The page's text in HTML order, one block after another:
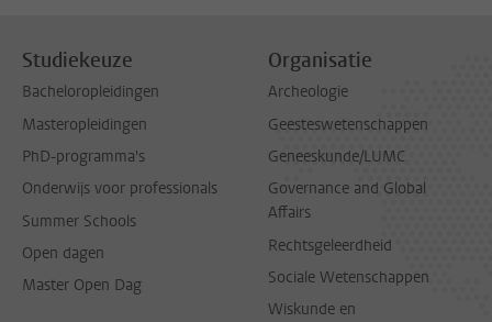
Studiekeuze
Bacheloropleidingen
Masteropleidingen
PhD-programma's
Onderwijs voor professionals
Summer Schools
Open dagen
Master Open Dag
Organisatie
Archeologie
Geesteswetenschappen
Geneeskunde/LUMC
Governance and Global
Affairs
Rechtsgeleerdheid
Sociale Wetenschappen
Wiskunde en